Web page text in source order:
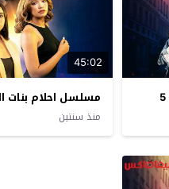
45:02
مسلسل احلام بنات
منذ سنتين